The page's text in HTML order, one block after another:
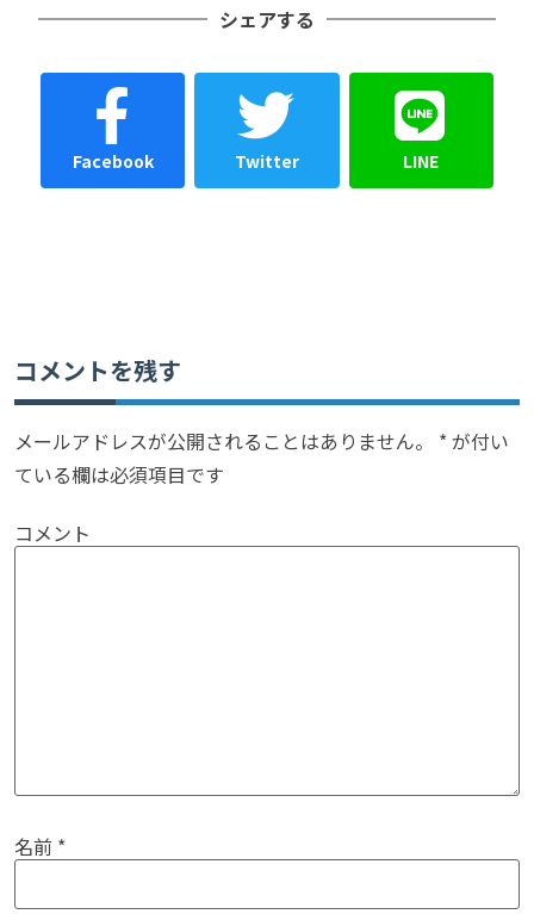
シェアする
Facebook Twitter LINE
コメントを残す
メールアドレスが公開されることはありません。 *が付い
ている欄は必須項目です
コメント
名前 *